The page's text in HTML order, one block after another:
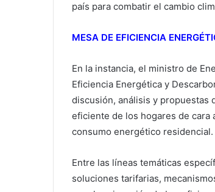
país para combatir el cambio
MESA DE EFICIENCIA
En la instancia, el ministro de
Eficiencia Energética y
discusión, análisis y propuestas
eficiente de los hogares de cara
consumo energético residencial.
Entre las líneas temáticas
soluciones tarifarias,